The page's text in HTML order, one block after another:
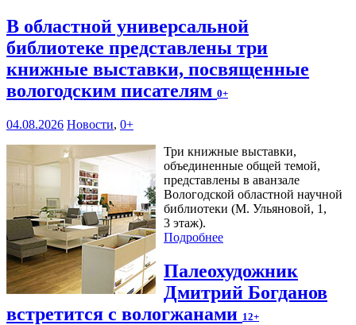
В областной универсальной
библиотеке представлены три
книжные выставки, посвященные
вологодским писателям 0+
04.08.2026 Новости, 0+
Три книжные выставки,
объединенные общей темой,
представлены в аванзале
Вологодской областной научной
библиотеки (М. Ульяновой, 1,
3 этаж).
Подробнее
Палеохудожник
Дмитрий Богданов
встретится с вологжанами 12+